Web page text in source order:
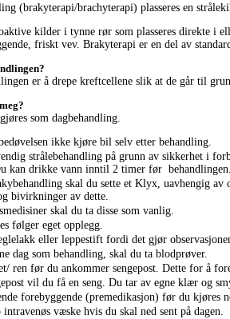
(brakyterapi/brachyterapi) plasseres en
kilder i tynne rør som plasseres direkte i
friskt vev. Brakyterapi er en del av
er å drepe kreftcellene slik at de går til
som dagbehandling.
ikke kjøre bil selv etter behandling.
strålebehandling på grunn av sikkerhet i
kan drikke vann inntil 2 timer før
skal du sette et Klyx, uavhengig
bivirkninger av dette.
skal du ta disse som vanlig.
følger eget opplegg.
eller leppestift fordi det gjør
dag som behandling, skal du ta blodprøver.
ren før du ankommer sengepost. Dette for å
vil du få en seng. Du tar av egne klær og
forebyggende (premedikasjon) før du kjøres
væske hvis du skal ned sent på dagen.